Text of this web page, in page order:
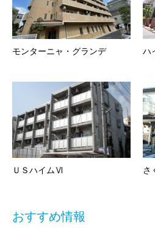
モンターニャ・グランデ ハ
ＵＳハイムⅥ さ
おすすめ情報